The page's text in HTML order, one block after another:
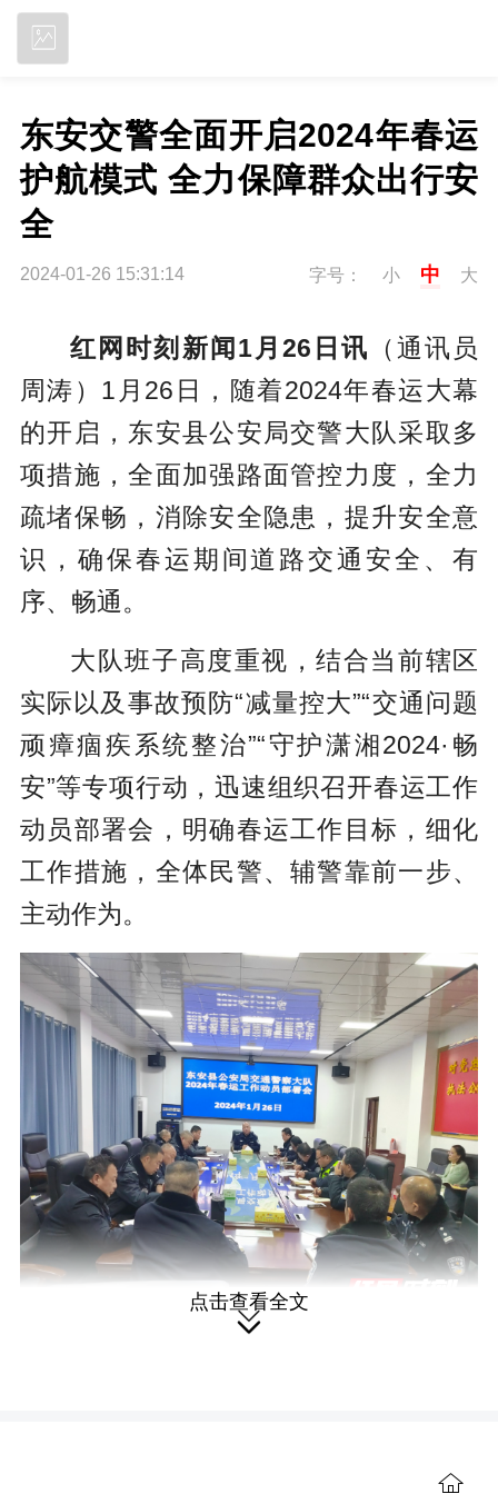
东安交警全面开启2024年春运
护航模式 全力保障群众出行安
全
2024-01-26 15:31:14 字号： 小 中 大
红网时刻新闻1月26日讯 （通讯员
周涛）1月26日，随着2024年春运大幕
的开启，东安县公安局交警大队采取多
项措施，全面加强路面管控力度，全力
疏堵保畅，消除安全隐患，提升安全意
识，确保春运期间道路交通安全、有
序、畅通。
大队班子高度重视，结合当前辖区
实际以及事故预防“减量控大”“交通问题
顽瘴痼疾系统整治”“守护潇湘2024·畅
安”等专项行动，迅速组织召开春运工作
动员部署会，明确春运工作目标，细化
工作措施，全体民警、辅警靠前一步、
主动作为。
点击查看全文
